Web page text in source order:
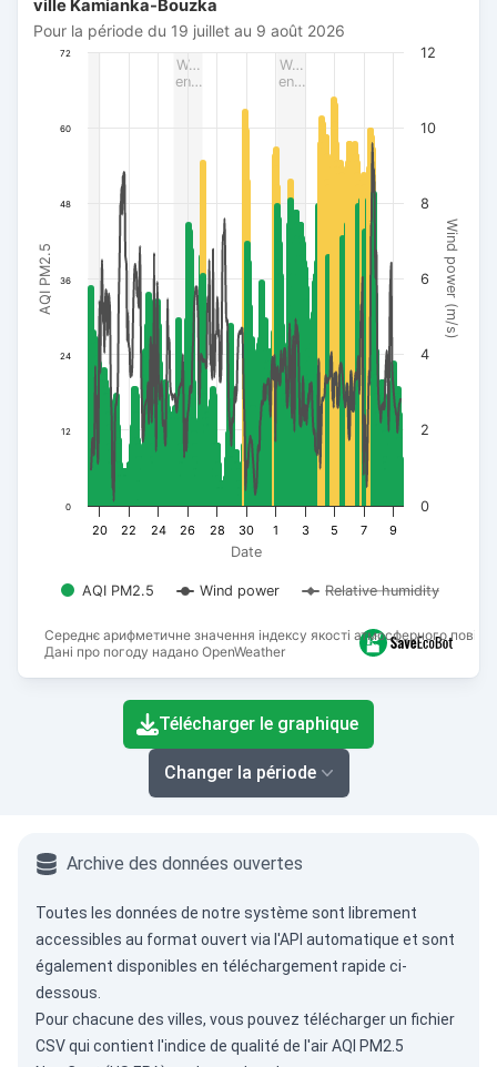
Pour la période du 19 juillet au 9 août 2026
The chart has 1 X axis displaying Date. Data ranges from
The chart has 3 Y axes displaying AQI PM2.5, Wind power
Середнє арифметичне значення індексу якості атмосферного
Дані про погоду надано OpenWeather
W…
en…
W…
en…
Date
AQI PM2.5 Wind power (m/s)
ville Kamianka-Bouzka
Pour la période du 19 juillet au 9 août 2026
AQI PM2.5 Wind power Relative humidity
20 22 24 26 28 30 1 3 5 7 9
0
12
24
36
48
60
72
0
2
4
6
8
10
12
End of interactive chart.
Télécharger le graphique
Changer la période
Archive des données ouvertes
Toutes les données de notre système sont librement
accessibles au format ouvert via l'API automatique et sont
également disponibles en téléchargement rapide ci-
dessous.
Pour chacune des villes, vous pouvez télécharger un fichier
CSV qui contient l'indice de qualité de l'air AQI PM2.5